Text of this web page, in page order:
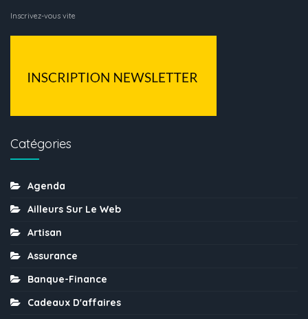
Inscrivez-vous vite
Catégories
Agenda
Ailleurs Sur Le Web
Artisan
Assurance
Banque-Finance
Cadeaux D'affaires